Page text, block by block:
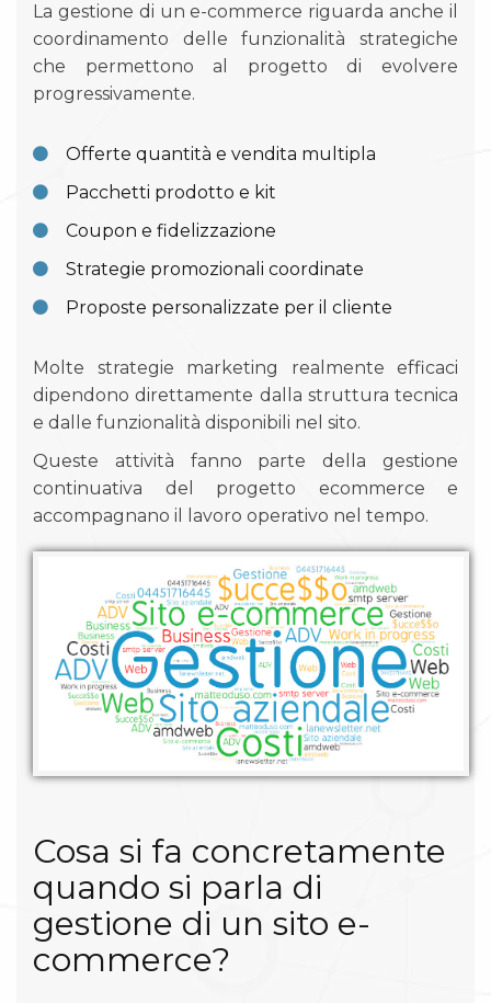
La gestione di un e-commerce riguarda anche il
coordinamento delle funzionalità strategiche
che permettono al progetto di evolvere
progressivamente.
Offerte quantità e vendita multipla
Pacchetti prodotto e kit
Coupon e fidelizzazione
Strategie promozionali coordinate
Proposte personalizzate per il cliente
Molte strategie marketing realmente efficaci
dipendono direttamente dalla struttura tecnica
e dalle funzionalità disponibili nel sito.
Queste attività fanno parte della gestione
continuativa del progetto ecommerce e
accompagnano il lavoro operativo nel tempo.
Cosa si fa concretamente
quando si parla di
gestione di un sito e-
commerce?